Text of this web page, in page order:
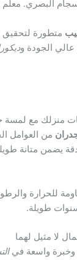
البصري. معلم
متطورة لتحقيق
عالي الجودة و
منزلك مع لمسة
من العوامل
يضمن متانة
للحرارة
طويلة.
لا مثيل لهما
وخبرة واسعة في